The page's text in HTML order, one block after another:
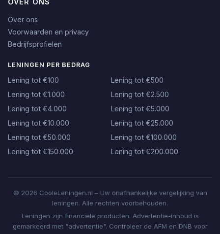
Over ons
Voorwaarden en privacy
Bedrijfsprofielen
LENINGEN PER BEDRAG
Lening tot €100
Lening tot €500
Lening tot €1.000
Lening tot €2.500
Lening tot €4.000
Lening tot €5.000
Lening tot €10.000
Lening tot €25.000
Lening tot €50.000
Lening tot €100.000
Lening tot €150.000
Lening tot €200.000
© 2026 CooleLeningen.nl – Uw onafhankelijke vergelijking van
leningen. Alle rechten voorbehouden.
Leningen zijn financiële producten. Advertentie-inhoud is
gemarkeerd met "advertentie". Controleer de AFM en DNB voor